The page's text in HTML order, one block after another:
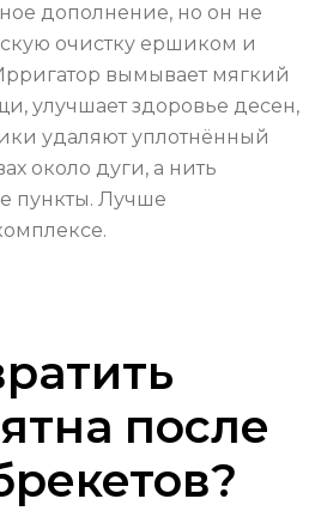
дополнение, но он не
очистку ершиком и
вымывает мягкий
улучшает здоровье десен,
удаляют уплотнённый
около дуги, а нить
пункты. Лучше
после